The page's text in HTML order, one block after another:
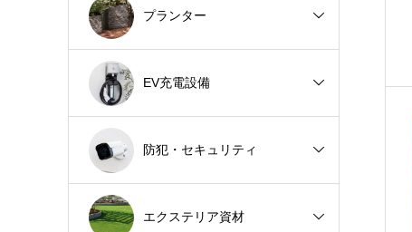
プランター
EV充電設備
防犯・セキュリティ
エクステリア資材